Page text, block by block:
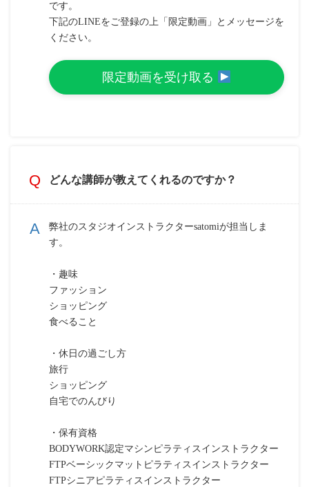
です。
下記のLINEをご登録の上「限定動画」とメッセージを
ください。
限定動画を受け取る
どんな講師が教えてくれるのですか？
弊社のスタジオインストラクターsatomiが担当しま
す。
・趣味
ファッション
ショッピング
食べること
・休日の過ごし方
旅行
ショッピング
自宅でのんびり
・保有資格
BODYWORK認定マシンピラティスインストラクター
FTPベーシックマットピラティスインストラクター
FTPシニアピラティスインストラクター